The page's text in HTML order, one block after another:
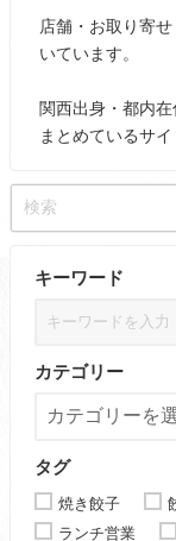
店舗・お取り寄
いています。
関西出身・都内
まとめているサイ
キーワード
カテゴリー
タグ
焼き餃子
ランチ営業